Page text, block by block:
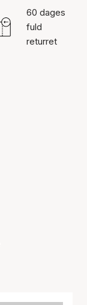
60 dages
fuld
returret